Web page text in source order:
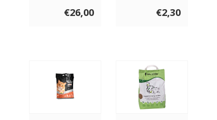
€26,00 €2,30